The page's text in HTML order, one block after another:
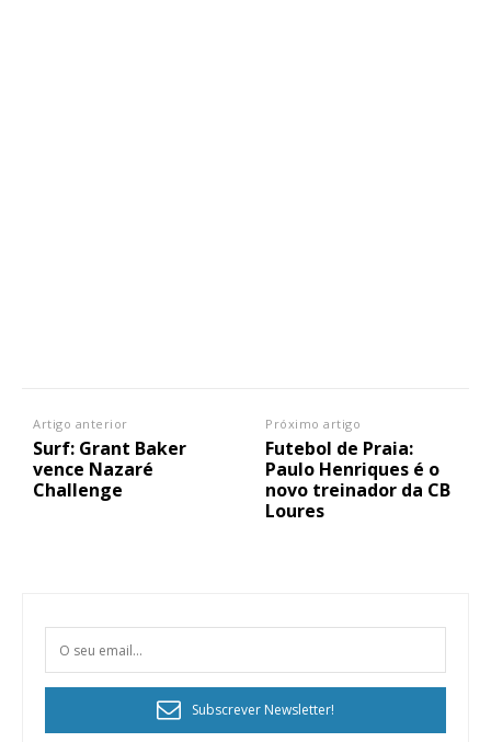
Artigo anterior
Surf: Grant Baker
vence Nazaré
Challenge
Próximo artigo
Futebol de Praia:
Paulo Henriques é o
novo treinador da CB
Loures
Subscrever Newsletter!